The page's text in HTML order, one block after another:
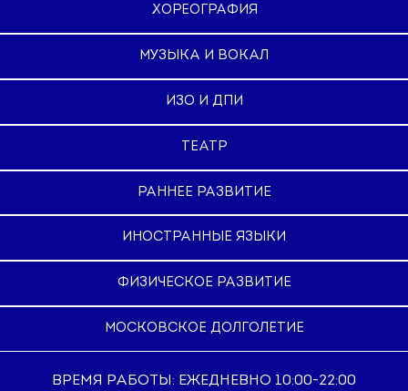
ХОРЕОГРАФИЯ
МУЗЫКА И ВОКАЛ
ИЗО И ДПИ
ТЕАТР
РАННЕЕ РАЗВИТИЕ
ИНОСТРАННЫЕ ЯЗЫКИ
ФИЗИЧЕСКОЕ РАЗВИТИЕ
МОСКОВСКОЕ ДОЛГОЛЕТИЕ
ВРЕМЯ РАБОТЫ: ЕЖЕДНЕВНО 10:00-22:00